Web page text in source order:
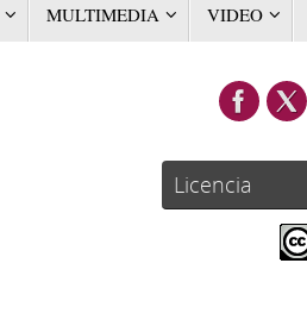
MULTIMEDIA VIDEO
Licencia